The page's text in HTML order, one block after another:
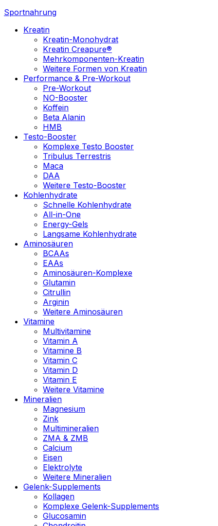
Sportnahrung
Kreatin
Kreatin-Monohydrat
Kreatin Creapure®
Mehrkomponenten-Kreatin
Weitere Formen von Kreatin
Performance & Pre-Workout
Pre-Workout
NO-Booster
Koffein
Beta Alanin
HMB
Testo-Booster
Komplexe Testo Booster
Tribulus Terrestris
Maca
DAA
Weitere Testo-Booster
Kohlenhydrate
Schnelle Kohlenhydrate
All-in-One
Energy-Gels
Langsame Kohlenhydrate
Aminosäuren
BCAAs
EAAs
Aminosäuren-Komplexe
Glutamin
Citrullin
Arginin
Weitere Aminosäuren
Vitamine
Multivitamine
Vitamin A
Vitamine B
Vitamin C
Vitamin D
Vitamin E
Weitere Vitamine
Mineralien
Magnesium
Zink
Multimineralien
ZMA & ZMB
Calcium
Eisen
Elektrolyte
Weitere Mineralien
Gelenk-Supplements
Kollagen
Komplexe Gelenk-Supplements
Glucosamin